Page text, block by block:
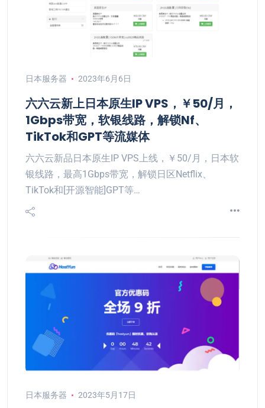
日本服务器 2023年6月6日
六六云新上日本原生IP VPS，￥50/月，
1Gbps带宽，软银线路，解锁Nf、
TikTok和GPT等流媒体
六六云新品日本原生IP VPS上线，￥50/月，日本软
银线路，最高1Gbps带宽，解锁日区Netflix、
TikTok和[开源智能]GPT等…
日本服务器 2023年5月17日